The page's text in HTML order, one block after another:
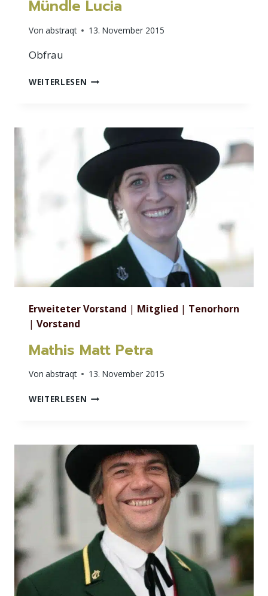
Mündle Lucia
Von abstraqt 13. November 2015
Obfrau
WEITERLESEN MÜNDLE
Erweiteter Vorstand | Mitglied | Tenorhorn
| Vorstand
Mathis Matt Petra
Von abstraqt 13. November 2015
WEITERLESEN MATHIS